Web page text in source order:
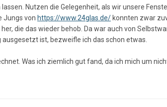
Nutzen die Gelegenheit, als wir unsere
Jungs von https://www.24glas.de/ konnten zwar
die das wieder behob. Da war auch von
ist, bezweifle ich das schon etwas.
Was ich ziemlich gut fand, da ich mich um